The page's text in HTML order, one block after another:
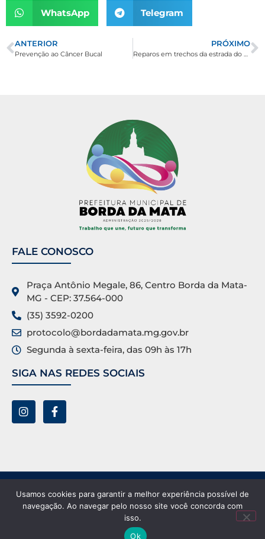
WhatsApp Telegram
ANTERIOR
Prevenção ao Câncer Bucal
PRÓXIMO
Reparos em trechos da estrada do Bairro Contendas (Caminho da Fé).
FALE CONOSCO
Praça Antônio Megale, 86, Centro Borda da Mata-
MG - CEP: 37.564-000
(35) 3592-0200
protocolo@bordadamata.mg.gov.br
Segunda à sexta-feira, das 09h às 17h
SIGA NAS REDES SOCIAIS
Prefeitura Municipal de Borda da Mata ©. Todos os
direitos reservados.
Usamos cookies para garantir a melhor experiência possível de
navegação. Ao navegar pelo nosso site você concorda com
isso.
Ok